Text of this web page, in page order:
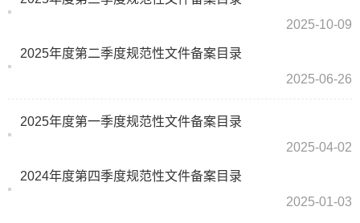
2025-10-09
2025年度第二季度规范性文件备案目录
2025-06-26
2025年度第一季度规范性文件备案目录
2025-04-02
2024年度第四季度规范性文件备案目录
2025-01-03